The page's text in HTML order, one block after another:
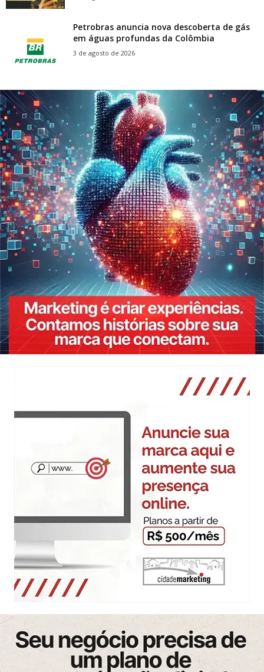
Petrobras anuncia nova descoberta de gás
em águas profundas da Colômbia
3 de agosto de 2026